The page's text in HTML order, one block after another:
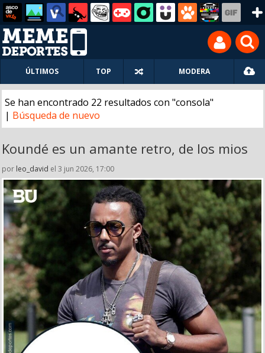
ÚLTIMOS TOP MODERA
Se han encontrado 22 resultados con "consola"
| Búsqueda de nuevo
Koundé es un amante retro, de los mios
por leo_david el 3 jun 2026, 17:00